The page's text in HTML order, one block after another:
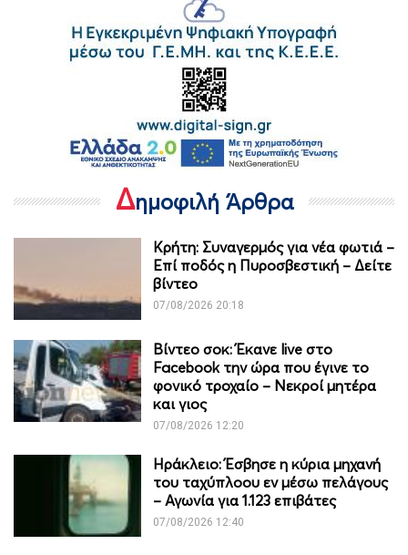
Δημοφιλή Άρθρα
Κρήτη: Συναγερμός για νέα φωτιά –
Επί ποδός η Πυροσβεστική – Δείτε
βίντεο
07/08/2026 20:18
Βίντεο σοκ: Έκανε live στο
Facebook την ώρα που έγινε το
φονικό τροχαίο – Νεκροί μητέρα
και γιος
07/08/2026 12:20
Ηράκλειο: Έσβησε η κύρια μηχανή
του ταχύπλοου εν μέσω πελάγους
– Αγωνία για 1.123 επιβάτες
07/08/2026 12:40